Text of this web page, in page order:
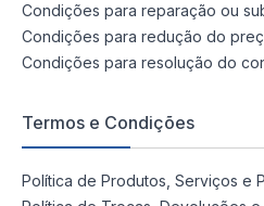
Condições para reparação ou
Condições para redução do
Condições para resolução do
Termos e Condições
Política de Produtos, Serviços e